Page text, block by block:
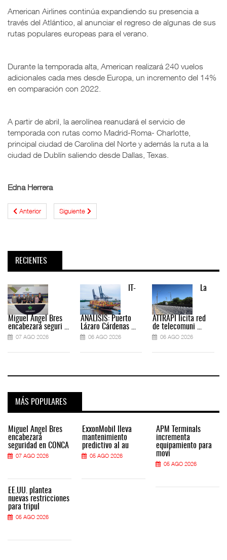
American Airlines continúa expandiendo su presencia a
través del Atlántico, al anunciar el regreso de algunas de sus
rutas populares europeas para el verano.
Durante la temporada alta, American realizará 240 vuelos
adicionales cada mes desde Europa, un incremento del 14%
en comparación con 2022.
A partir de abril, la aerolínea reanudará el servicio de
temporada con rutas como Madrid-Roma- Charlotte,
principal ciudad de Carolina del Norte y además la ruta a la
ciudad de Dublín saliendo desde Dallas, Texas.
Edna Herrera
Anterior Siguiente
RECIENTES
Miguel Ángel Bres
encabezará seguri ...
07 AGO 2026
IT-
ANÁLISIS: Puerto
Lázaro Cárdenas ...
06 AGO 2026
La
ATTRAPI licita red
de telecomuni ...
06 AGO 2026
MÁS POPULARES
Miguel Ángel Bres
encabezará
seguridad en CONCA
07 AGO 2026
EE.UU. plantea
nuevas restricciones
para tripul
05 AGO 2026
ExxonMobil lleva
mantenimiento
predictivo al au
05 AGO 2026
APM Terminals
incrementa
equipamiento para
movi
05 AGO 2026